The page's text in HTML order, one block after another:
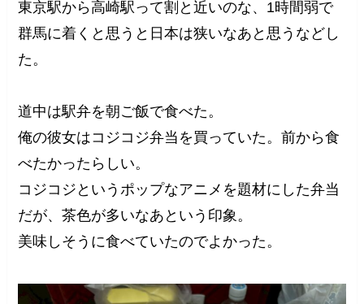
東京駅から高崎駅って割と近いのな、1時間弱で
群馬に着くと思うと日本は狭いなあと思うなどし
た。
道中は駅弁を朝ご飯で食べた。
俺の彼女はコジコジ弁当を買っていた。前から食
べたかったらしい。
コジコジというポップなアニメを題材にした弁当
だが、茶色が多いなあという印象。
美味しそうに食べていたのでよかった。